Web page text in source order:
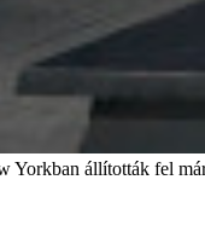
Yorkban állították fel